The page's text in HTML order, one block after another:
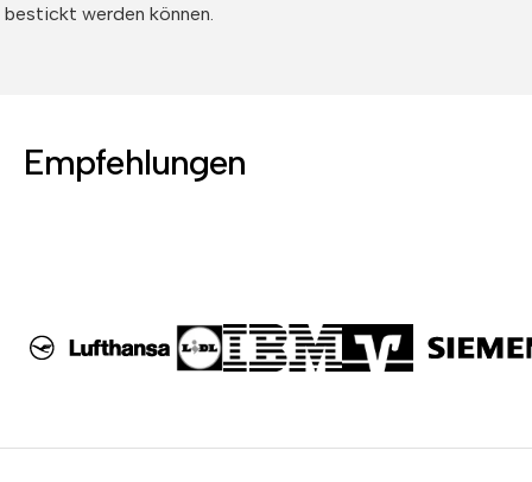
bestickt werden können.
Empfehlungen